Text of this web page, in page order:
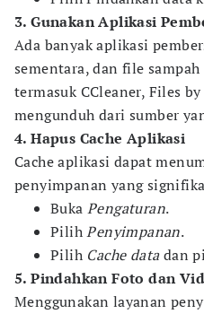
3. Gunakan Aplikasi
Ada banyak aplikasi
sementara, dan file
termasuk CCleaner, Files
mengunduh dari sumber
4. Hapus Cache Aplikasi
Cache aplikasi dapat
penyimpanan yang
Buka Pengaturan.
PilihPenyimpanan.
Pilih Cache datadan
5. Pindahkan Foto dan
Menggunakan layanan